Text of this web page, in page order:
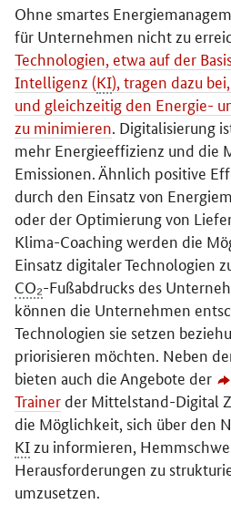
Ohne smartes
für Unternehmen nicht zu
Technologien, etwa auf der
Intelligenz (KI), tragen dazu
und gleichzeitig den Energie-
zu minimieren . Digitalisierung
mehr Energieeffizienz und die
Emissionen. Ähnlich positive
durch den Einsatz von
oder der Optimierung von
Klima-Coachingwerden die
Einsatz digitaler Technologien
CO₂-Fußabdrucks des
können die Unternehmen
Technologien sie setzen
priorisieren möchten. Neben
bieten auch die Angebote der
Trainer der Mittelstand-Digital
die Möglichkeit, sich über den
KI zu informieren,
Herausforderungen zu
umzusetzen.